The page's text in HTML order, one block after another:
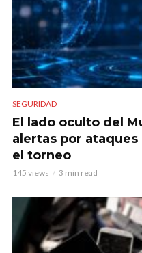
SEGURIDAD
El lado oculto del
alertas por
el torneo
145 views 3 min read